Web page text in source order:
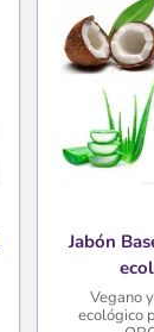
Jabón
Vegano
ecológico